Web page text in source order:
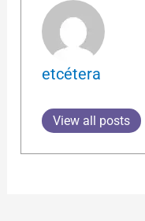
etcétera
View all posts